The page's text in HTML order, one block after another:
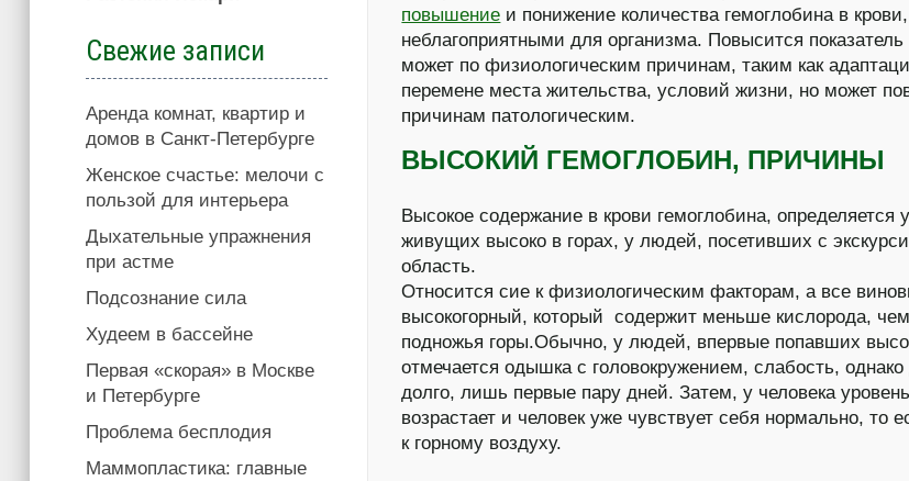
повышение и понижение количества гемоглобина в
неблагоприятными для организма. Повысится показатель
может по физиологическим причинам, таким как
перемене места жительства, условий жизни, но может
причинам патологическим.
ВЫСОКИЙ ГЕМОГЛОБИН, ПРИЧИНЫ
Высокое содержание в крови гемоглобина, определяется
живущих высоко в горах, у людей, посетивших с
область.
Относится сие к физиологическим факторам, а все
высокогорный, который содержит меньше кислорода,
подножья горы.Обычно, у людей, впервые попавших
отмечается одышка с головокружением, слабость,
долго, лишь первые пару дней. Затем, у человека
возрастает и человек уже чувствует себя нормально, то
к горному воздуху.
Свежие записи
Аренда комнат, квартир и
домов в Санкт-Петербурге
Женское счастье: мелочи с
пользой для интерьера
Дыхательные упражнения
при астме
Подсознание сила
Худеем в бассейне
Первая «скорая» в Москве
и Петербурге
Проблема бесплодия
Маммопластика: главные